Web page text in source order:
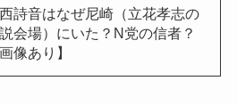
詩音はなぜ尼崎（立花孝志の
会場）にいた？N党の信者？
画像あり】